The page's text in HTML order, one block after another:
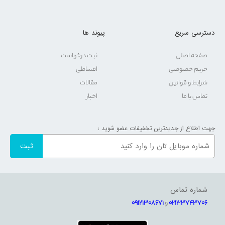
دسترسی سریع
صفحه اصلی
حریم خصوصی
شرایط و قوانین
تماس با ما
پیوند ها
ثبت درخواست
اقساطی
مقالات
اخبار
جهت اطلاع از جدیدترین تخفیفات عضو شوید :
شماره تماس
02133743706و09121308671